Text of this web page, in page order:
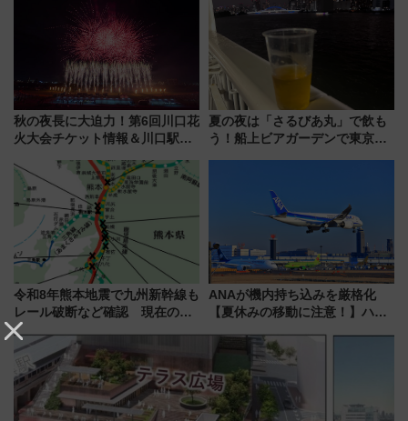
ーは9月
秋の夜長に大迫力！第6回川口花
火大会チケット情報＆川口駅か
夏の夜は「さるびあ丸」で飲も
う！船上ビアガーデンで東京湾
ルメが美味い
令和8年熊本地震で九州新幹線も
レール破断など確認 現在の運
転見合わせ状況と交通網への影
響
ANAが機内持ち込みを厳格化
【夏休みの移動に注意！】ハン
「身の回り品」新サイズ制限
(40×30×20cm)おさらい